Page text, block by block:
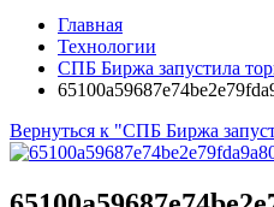
Главная
Технологии
СПБ Биржа запустила
Вернуться к "СПБ Биржа